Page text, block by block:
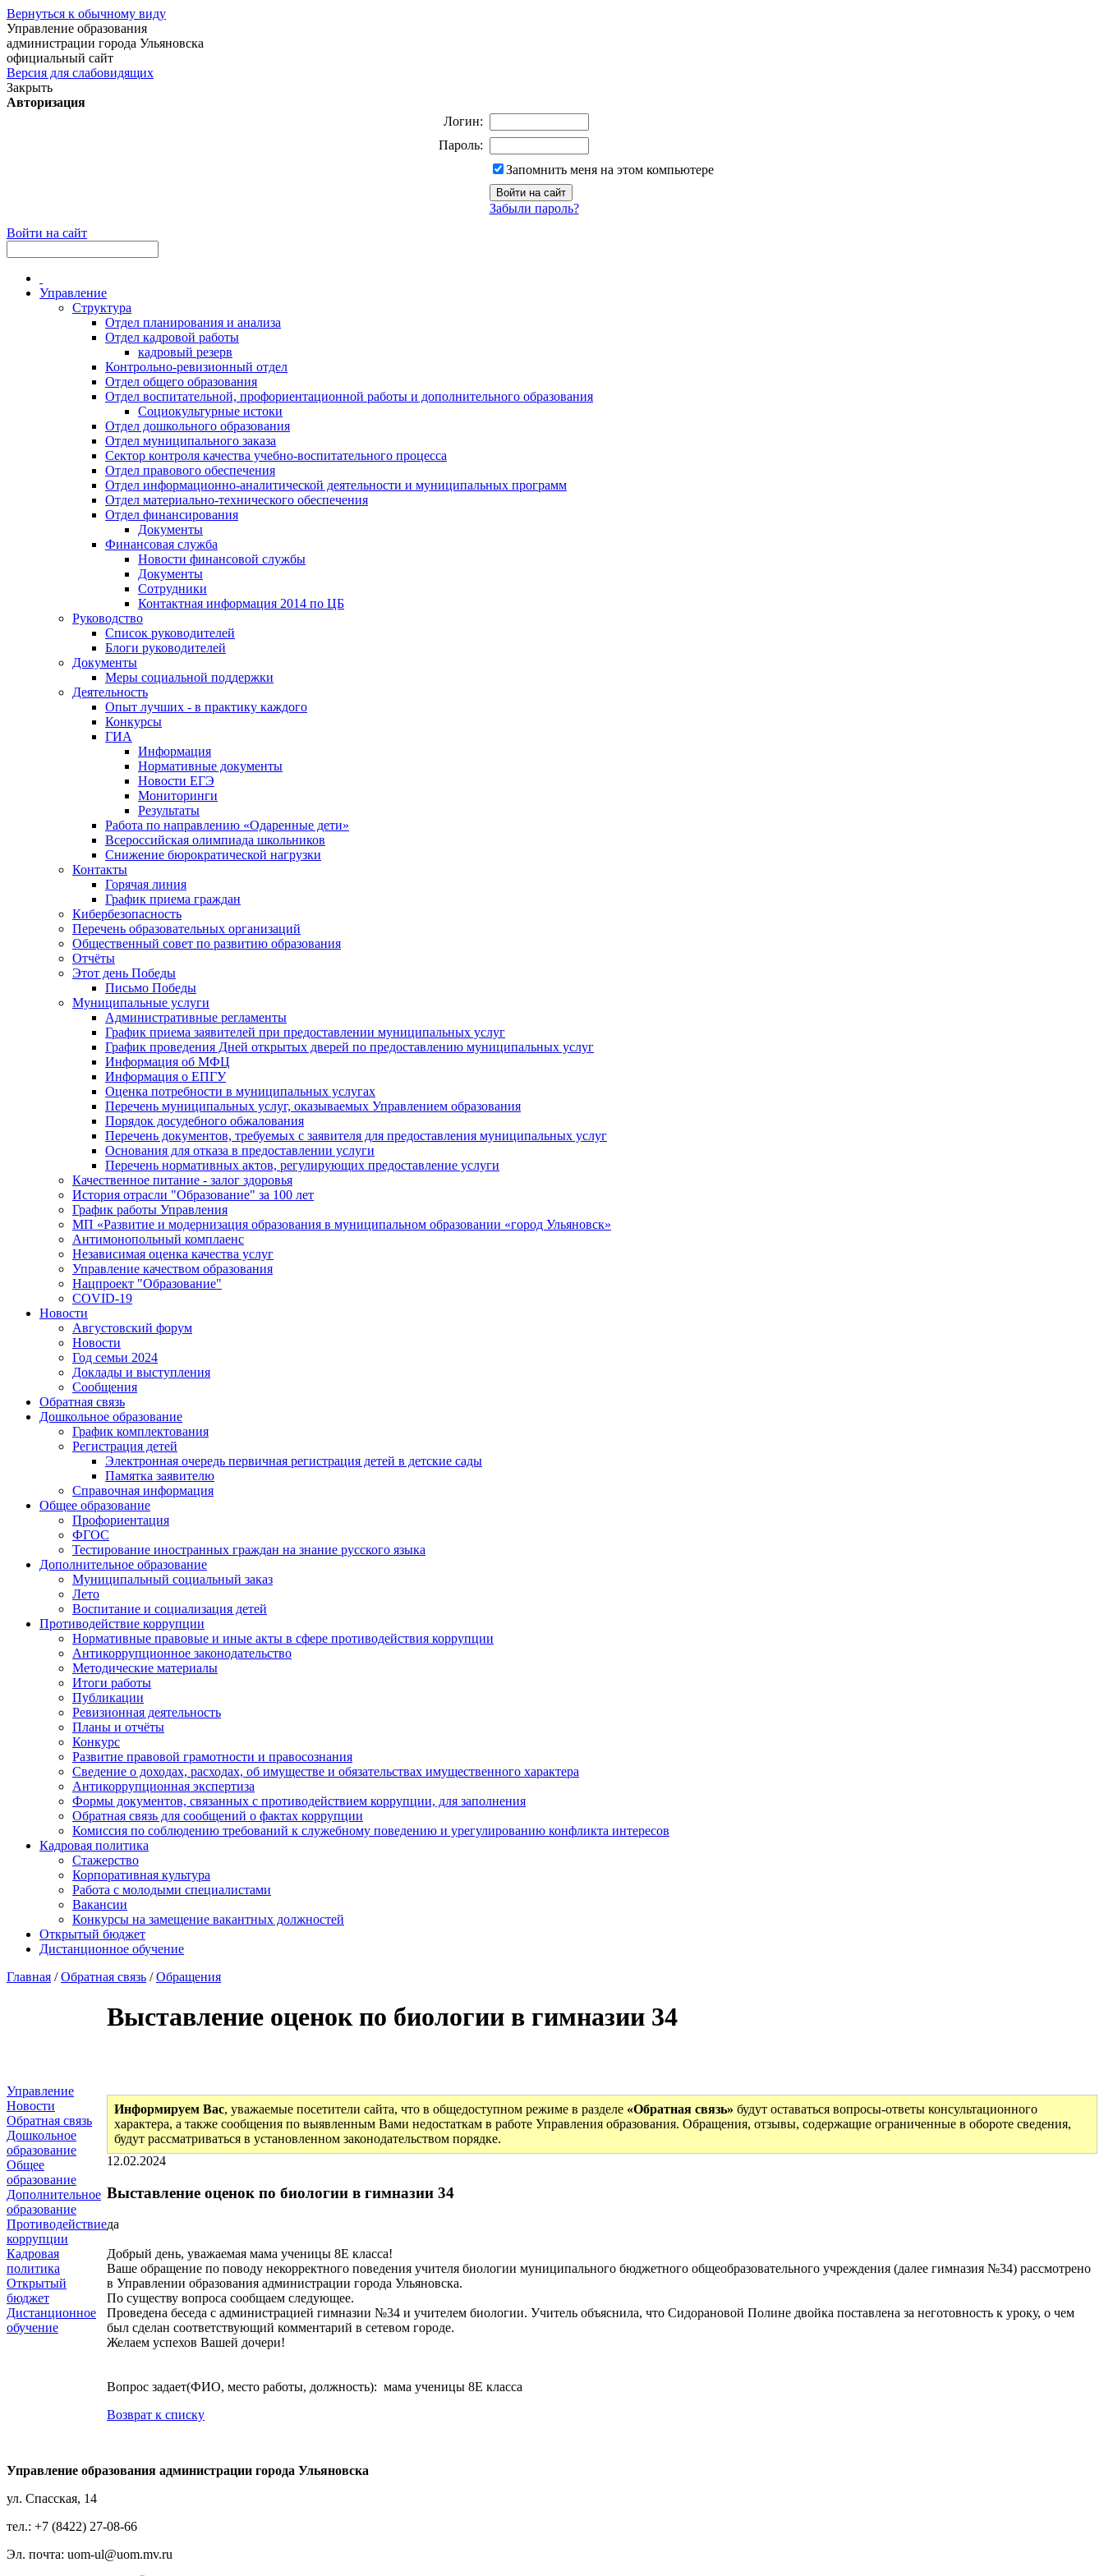
Вернуться к обычному виду
Управление образования
администрации города Ульяновска
официальный сайт
Версия для слабовидящих
Закрыть
Авторизация
Логин:
Пароль:
Запомнить меня на этом компьютере
Забыли пароль?
Войти на сайт
Управление
Структура
Отдел планирования и анализа
Отдел кадровой работы
кадровый резерв
Контрольно-ревизионный отдел
Отдел общего образования
Отдел воспитательной, профориентационной работы и дополнительного образования
Социокультурные истоки
Отдел дошкольного образования
Отдел муниципального заказа
Сектор контроля качества учебно-воспитательного процесса
Отдел правового обеспечения
Отдел информационно-аналитической деятельности и муниципальных программ
Отдел материально-технического обеспечения
Отдел финансирования
Документы
Финансовая служба
Новости финансовой службы
Документы
Сотрудники
Контактная информация 2014 по ЦБ
Руководство
Список руководителей
Блоги руководителей
Документы
Меры социальной поддержки
Деятельность
Опыт лучших - в практику каждого
Конкурсы
ГИА
Информация
Нормативные документы
Новости ЕГЭ
Мониторинги
Результаты
Работа по направлению «Одаренные дети»
Всероссийская олимпиада школьников
Снижение бюрократической нагрузки
Контакты
Горячая линия
График приема граждан
Кибербезопасность
Перечень образовательных организаций
Общественный совет по развитию образования
Отчёты
Этот день Победы
Письмо Победы
Mуниципальные услуги
Административные регламенты
График приема заявителей при предоставлении муниципальных услуг
График проведения Дней открытых дверей по предоставлению муниципальных услуг
Информация об МФЦ
Информация о ЕПГУ
Оценка потребности в муниципальных услугах
Перечень муниципальных услуг, оказываемых Управлением образования
Порядок досудебного обжалования
Перечень документов, требуемых с заявителя для предоставления муниципальных услуг
Основания для отказа в предоставлении услуги
Перечень нормативных актов, регулирующих предоставление услуги
Качественное питание - залог здоровья
История отрасли "Oбразованиe" за 100 лет
График работы Управления
МП «Развитие и модернизация образования в муниципальном образовании «город Ульяновск»
Антимонопольный комплаенс
Независимая оценка качества услуг
Управление качеством образования
Нацпроект "Образование"
COVID-19
Новости
Августовский форум
Новости
Год семьи 2024
Доклады и выступления
Сообщения
Обратная связь
Дошкольное образование
График комплектования
Регистрация детей
Электронная очередь первичная регистрация детей в детские сады
Памятка заявителю
Справочная информация
Общее образование
Профориентация
ФГОС
Тестирование иностранных граждан на знание русского языка
Дополнительное образование
Муниципальный социальный заказ
Лето
Воспитание и социализация детей
Противодействие коррупции
Нормативные правовые и иные акты в сфере противодействия коррупции
Антикоррупционное законодательство
Методические материалы
Итоги работы
Публикации
Ревизионная деятельность
Планы и отчёты
Конкурс
Развитие правовой грамотности и правосознания
Сведение о доходах, расходах, об имуществе и обязательствах имущественного характера
Антикоррупционная экспертиза
Формы документов, связанных с противодействием коррупции, для заполнения
Обратная связь для сообщений о фактах коррупции
Комиссия по соблюдению требований к служебному поведению и урегулированию конфликта интересов
Кадровая политика
Стажерство
Корпоративная культура
Работа с молодыми специалистами
Вакансии
Конкурсы на замещение вакантных должностей
Открытый бюджет
Дистанционное обучение
Главная /Обратная связь /Обращения
Управление
Новости
Обратная связь
Дошкольное
образование
Общее
образование
Дополнительное
образование
Противодействие
коррупции
Кадровая
политика
Открытый
бюджет
Дистанционное
обучение
Выставление оценок по биологии в гимназии 34
Информируем Вас, уважаемые посетители сайта, что в общедоступном режиме в разделе «Обратная связь» будут оставаться вопросы-ответы консультационного
характера, а также сообщения по выявленным Вами недостаткам в работе Управления образования. Обращения, отзывы, содержащие ограниченные в обороте сведения,
будут рассматриваться в установленном законодательством порядке.
12.02.2024
Выставление оценок по биологии в гимназии 34
да
Добрый день, уважаемая мама ученицы 8Е класса!
Ваше обращение по поводу некорректного поведения учителя биологии муниципального бюджетного общеобразовательного учреждения (далее гимназия №34) рассмотрено
в Управлении образования администрации города Ульяновска.
По существу вопроса сообщаем следующее.
Проведена беседа с администрацией гимназии №34 и учителем биологии. Учитель объяснила, что Сидорановой Полине двойка поставлена за неготовность к уроку, о чем
был сделан соответствующий комментарий в сетевом городе.
Желаем успехов Вашей дочери!
Вопрос задает(ФИО, место работы, должность): мама ученицы 8Е класса
Возврат к списку
Управление образования администрации города Ульяновска
ул. Спасская, 14
тел.: +7 (8422) 27-08-66
Эл. почта: uom-ul@uom.mv.ru